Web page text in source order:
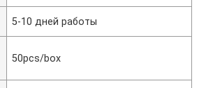
5-10 дней работы
50pcs/box